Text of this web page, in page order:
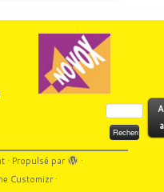
Rechercher :
· Propulsé par
·
Customizr·